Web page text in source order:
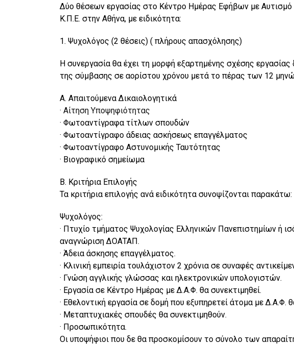
Δύο θέσεων εργασίας στο Κέντρο Ημέρας Εφήβων με Αυτισμό
Κ.Π.Ε. στην Αθήνα, με ειδικότητα:
1. Ψυχολόγος (2 θέσεις) ( πλήρους απασχόλησης)
Η συνεργασία θα έχει τη μορφή εξαρτημένης σχέσης
της σύμβασης σε αορίστου χρόνου μετά το πέρας των 12
Α. Απαιτούμενα Δικαιολογητικά
· Αίτηση Υποψηφιότητας
· Φωτοαντίγραφα τίτλων σπουδών
· Φωτοαντίγραφο άδειας ασκήσεως επαγγέλματος
· Φωτοαντίγραφο Αστυνομικής Ταυτότητας
· Βιογραφικό σημείωμα
Β. Κριτήρια Επιλογής
Τα κριτήρια επιλογής ανά ειδικότητα συνοψίζονται παρακάτω:
Ψυχολόγος:
· Πτυχίο τμήματος Ψυχολογίας Ελληνικών Πανεπιστημίων ή
αναγνώριση ΔΟΑΤΑΠ.
· Άδεια άσκησης επαγγέλματος.
· Κλινική εμπειρία τουλάχιστον 2 χρόνια σε συναφές
· Γνώση αγγλικής γλώσσας και ηλεκτρονικών υπολογιστών.
· Εργασία σε Κέντρο Ημέρας με Δ.Α.Φ. θα συνεκτιμηθεί.
· Εθελοντική εργασία σε δομή που εξυπηρετεί άτομα με Δ.Α.Φ.
· Μεταπτυχιακές σπουδές θα συνεκτιμηθούν.
· Προσωπικότητα.
Οι υποψήφιοι που δε θα προσκομίσουν το σύνολο των